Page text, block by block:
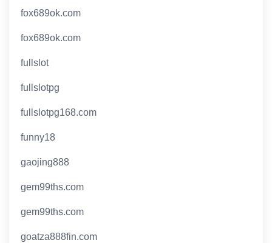
fox689ok.com
fox689ok.com
fullslot
fullslotpg
fullslotpg168.com
funny18
gaojing888
gem99ths.com
gem99ths.com
goatza888fin.com